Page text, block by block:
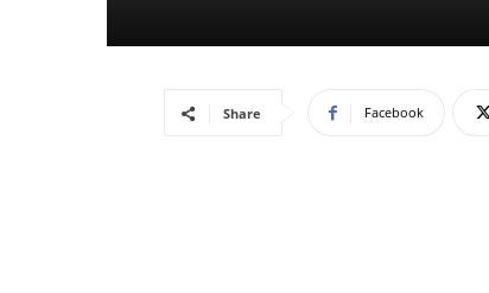
Share Facebook